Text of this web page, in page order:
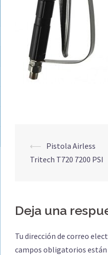
Navegación
de
⟵ Pistola Airless
Tritech T720 7200 PSI
Deja una
Tu dirección de correo
campos obligatorios están